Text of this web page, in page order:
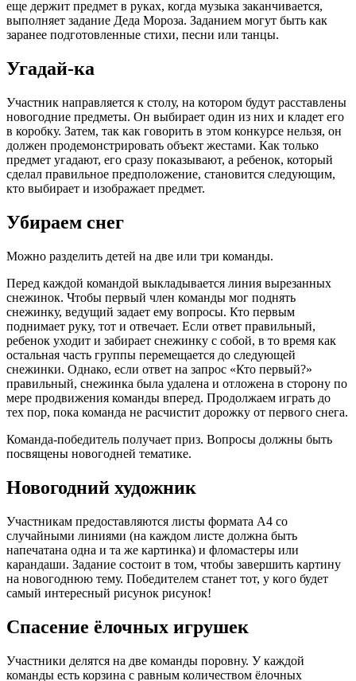
еще держит предмет в руках, когда музыка заканчивается,
выполняет задание Деда Мороза. Заданием могут быть как
заранее подготовленные стихи, песни или танцы.
Угадай-ка
Участник направляется к столу, на котором будут расставлены
новогодние предметы. Он выбирает один из них и кладет его
в коробку. Затем, так как говорить в этом конкурсе нельзя, он
должен продемонстрировать объект жестами. Как только
предмет угадают, его сразу показывают, а ребенок, который
сделал правильное предположение, становится следующим,
кто выбирает и изображает предмет.
Убираем снег
Можно разделить детей на две или три команды.
Перед каждой командой выкладывается линия вырезанных
снежинок. Чтобы первый член команды мог поднять
снежинку, ведущий задает ему вопросы. Кто первым
поднимает руку, тот и отвечает. Если ответ правильный,
ребенок уходит и забирает снежинку с собой, в то время как
остальная часть группы перемещается до следующей
снежинки. Однако, если ответ на запрос «Кто первый?»
правильный, снежинка была удалена и отложена в сторону по
мере продвижения команды вперед. Продолжаем играть до
тех пор, пока команда не расчистит дорожку от первого снега.
Команда-победитель получает приз. Вопросы должны быть
посвящены новогодней тематике.
Новогодний художник
Участникам предоставляются листы формата А4 со
случайными линиями (на каждом листе должна быть
напечатана одна и та же картинка) и фломастеры или
карандаши. Задание состоит в том, чтобы завершить картину
на новогоднюю тему. Победителем станет тот, у кого будет
самый интересный рисунок рисунок!
Спасение ёлочных игрушек
Участники делятся на две команды поровну. У каждой
команды есть корзина с равным количеством ёлочных